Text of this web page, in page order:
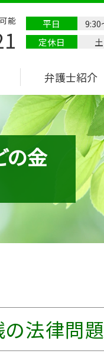
の金
能 平日
9:30
定休日
弁護士紹介
法律問題